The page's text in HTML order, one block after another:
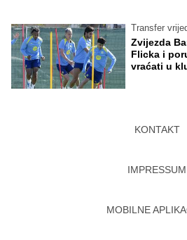
Transfer
Zvijezda
Flicka i
vraćati u
KONTAKT
IMPRESSUM
MOBILNE